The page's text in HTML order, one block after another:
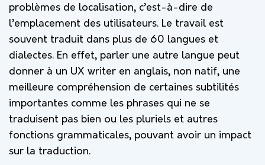
problèmes de localisation, c’est-à-dire de
l’emplacement des utilisateurs. Le travail est
souvent traduit dans plus de 60 langues et
dialectes. En effet, parler une autre langue peut
donner à un UX writer en anglais, non natif, une
meilleure compréhension de certaines subtilités
importantes comme les phrases qui ne se
traduisent pas bien ou les pluriels et autres
fonctions grammaticales, pouvant avoir un impact
sur la traduction.